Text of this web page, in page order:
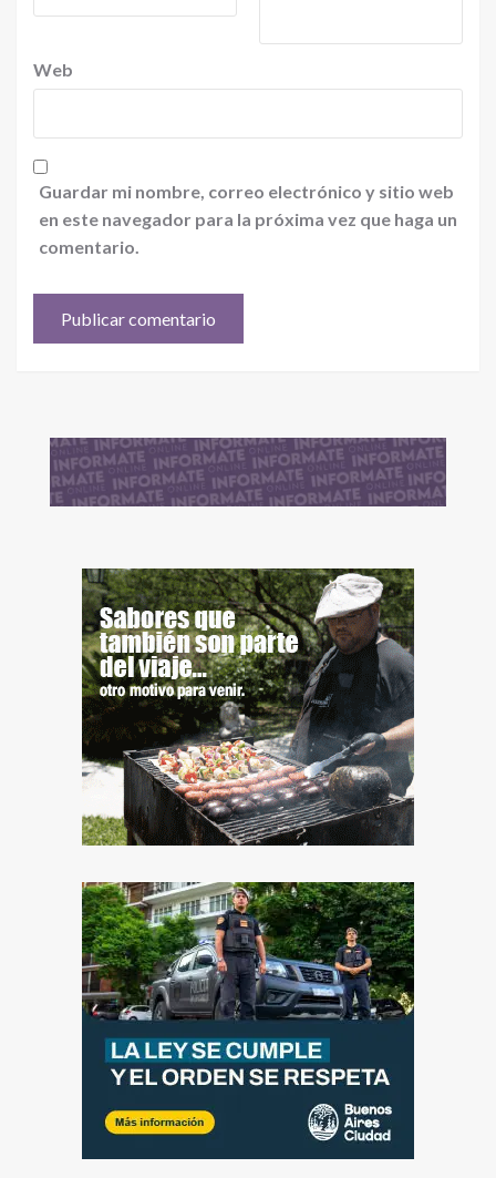
Web
Guardar mi nombre, correo electrónico y sitio web
en este navegador para la próxima vez que haga un
comentario.